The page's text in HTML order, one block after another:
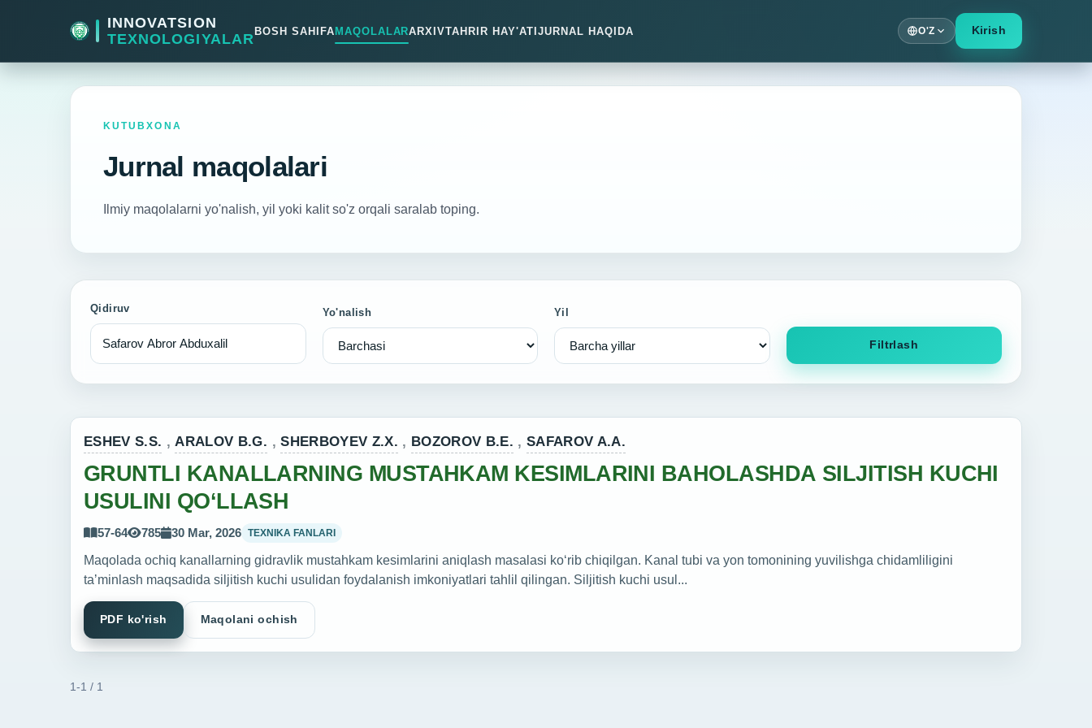
INNOVATSION
TEXNOLOGIYALAR BOSH SAHIFA MAQOLALARARXIVTAHRIR HAY'ATIJURNAL HAQIDA O'Z Kirish
KUTUBXONA
Jurnal maqolalari
Ilmiy maqolalarni yo'nalish, yil yoki kalit so'z orqali saralab toping.
Qidiruv Yo'nalish Yil
Filtrlash
ESHEV S.S. ,ARALOV B.G. ,SHERBOYEV Z.X. , BOZOROV B.E. ,SAFAROV A.A.
GRUNTLI KANALLARNING MUSTAHKAM KESIMLARINI BAHOLASHDA SILJITISH KUCHI
USULINI QO‘LLASH
57-64 785 30 Mar, 2026 TEXNIKA FANLARI
Maqolada ochiq kanallarning gidravlik mustahkam kesimlarini aniqlash masalasi koʻrib chiqilgan. Kanal tubi va yon tomonining yuvilishga chidamliligini
taʼminlash maqsadida siljitish kuchi usulidan foydalanish imkoniyatlari tahlil qilingan. Siljitish kuchi usul...
PDF ko'rish Maqolani ochish
1-1 / 1